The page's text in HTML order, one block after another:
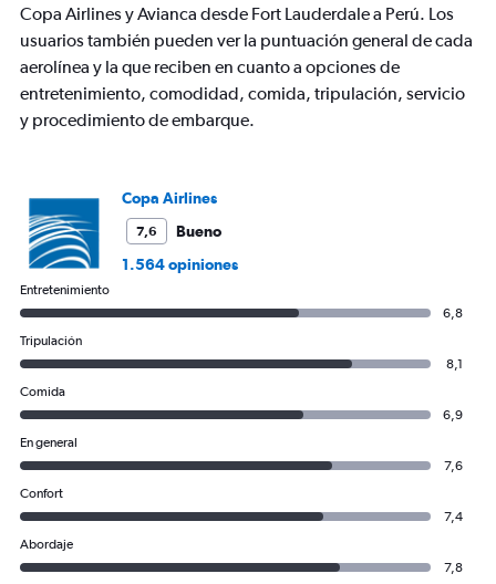
1
Y
axis
displaying
Range:
Copa Airlines y Avianca desde Fort Lauderdale a Perú. Los
usuarios también pueden ver la puntuación general de cada
aerolínea y la que reciben en cuanto a opciones de
entretenimiento, comodidad, comida, tripulación, servicio
y procedimiento de embarque.
Copa Airlines
7,6
Bueno
1.564 opiniones
Entretenimiento
6,8
Tripulación
8,1
Comida
6,9
En general
7,6
Confort
7,4
Abordaje
7,8